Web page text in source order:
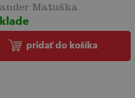
Matuška
pridať do košíka